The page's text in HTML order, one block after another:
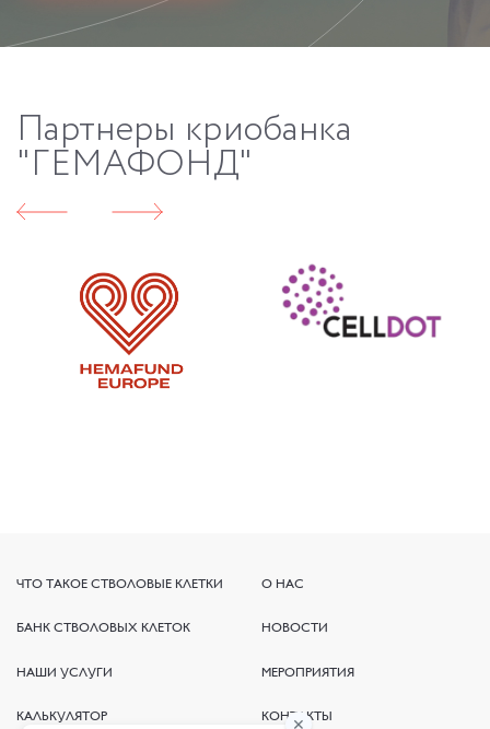
Партнеры криобанка
"ГЕМАФОНД"
ЧТО ТАКОЕ СТВОЛОВЫЕ КЛЕТКИ
ЧТО ТАКОЕ СТВОЛОВЫЕ КЛЕТКИ
БАНК СТВОЛОВЫХ КЛЕТОК
БАНК СТВОЛОВЫХ КЛЕТОК
НАШИ УСЛУГИ
НАШИ УСЛУГИ
КАЛЬКУЛЯТОР
КАЛЬКУЛЯТОР
О НАС
О НАС
НОВОСТИ
НОВОСТИ
МЕРОПРИЯТИЯ
МЕРОПРИЯТИЯ
КОНТАКТЫ
КОНТАКТЫ